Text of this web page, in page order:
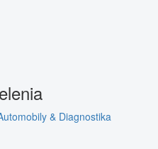
& Diagnostika